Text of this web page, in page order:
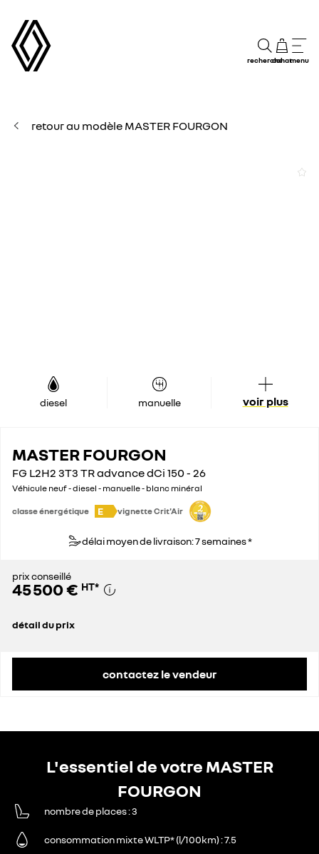
rechercheachatmenu
retour au modèle MASTER FOURGON
diesel manuelle voir plus
MASTER FOURGON
FG L2H2 3T3 TR advance dCi 150 - 26
Véhicule neuf - diesel - manuelle - blanc minéral
classe énergétique E vignette Crit'Air
délai moyen de livraison: 7 semaines *
prix conseillé
45 500 € HT*
détail du prix
contactez le vendeur
L'essentiel de votre MASTER
FOURGON
nombre de places 3
consommation mixte WLTP* (l/100km) 7.5